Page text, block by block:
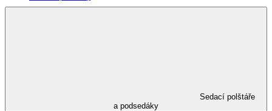
Sedací polštáře
a podsedáky